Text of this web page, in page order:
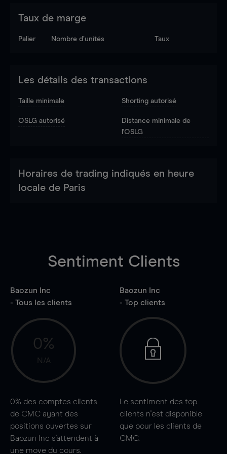
Taux de marge
Palier Nombre d’unités Taux
Les détails des transactions
Taille minimale Shorting autorisé
OSLG autorisé
Distance minimale de
l'OSLG
Horaires de trading indiqués en heure
locale de Paris
Sentiment Clients
Baozun Inc
- Tous les clients
0%
N/A
0% des comptes clients
de CMC ayant des
positions ouvertes sur
Baozun Inc s'attendent à
une move du cours.
Baozun Inc
- Top clients
Le sentiment des top
clients n'est disponible
que pour les clients de
CMC.